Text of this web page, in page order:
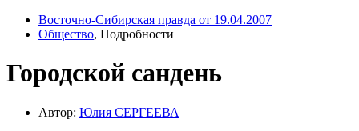
Восточно-Сибирская правда от 19.04.2007
Общество, Подробности
Городской сандень
Автор: Юлия СЕРГЕЕВА